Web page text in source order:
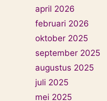
april 2026
februari 2026
oktober 2025
september 2025
augustus 2025
juli 2025
mei 2025